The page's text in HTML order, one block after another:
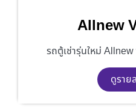
Allnew
รถตู้เช่ารุ่นใหม่
ดูราย